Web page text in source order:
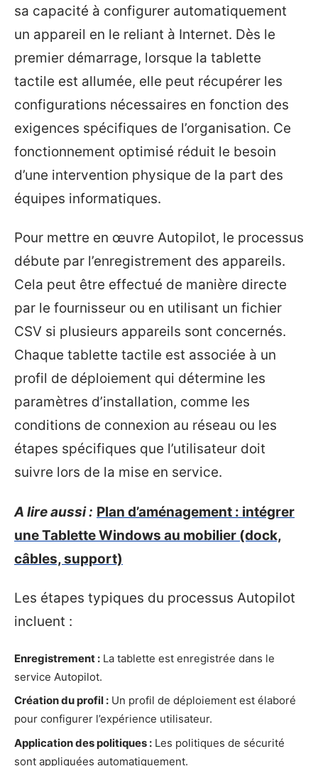
sa capacité à configurer automatiquement
un appareil en le reliant à Internet. Dès le
premier démarrage, lorsque la tablette
tactile est allumée, elle peut récupérer les
configurations nécessaires en fonction des
exigences spécifiques de l’organisation. Ce
fonctionnement optimisé réduit le besoin
d’une intervention physique de la part des
équipes informatiques.
Pour mettre en œuvre Autopilot, le processus
débute par l’enregistrement des appareils.
Cela peut être effectué de manière directe
par le fournisseur ou en utilisant un fichier
CSV si plusieurs appareils sont concernés.
Chaque tablette tactile est associée à un
profil de déploiement qui détermine les
paramètres d’installation, comme les
conditions de connexion au réseau ou les
étapes spécifiques que l’utilisateur doit
suivre lors de la mise en service.
A lire aussi : Plan d’aménagement : intégrer
une Tablette Windows au mobilier (dock,
câbles, support)
Les étapes typiques du processus Autopilot
incluent :
Enregistrement : La tablette est enregistrée dans le
service Autopilot.
Création du profil : Un profil de déploiement est élaboré
pour configurer l’expérience utilisateur.
Application des politiques : Les politiques de sécurité
sont appliquées automatiquement.